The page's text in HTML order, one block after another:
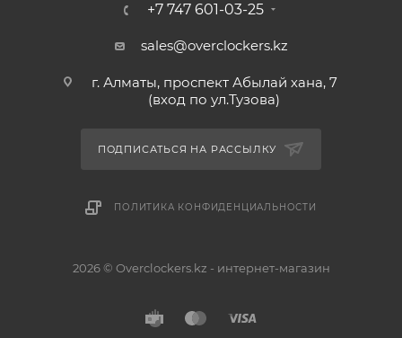
+7 747 601-03-25
sales@overclockers.kz
г. Алматы, проспект Абылай хана, 7
(вход по ул.Тузова)
ПОДПИСАТЬСЯ НА РАССЫЛКУ
ПОЛИТИКА КОНФИДЕНЦИАЛЬНОСТИ
2026 © Overclockers.kz - интернет-магазин